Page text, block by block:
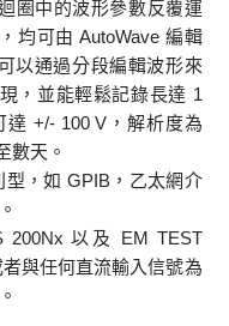
圈中的波形參數反覆運
均可由 AutoWave 編輯
以通過分段編輯波形來
，並能輕鬆記錄長達 1
+/- 100 V，解析度為
數天。
型，如 GPIB，乙太網介
200Nx 以及 EM TEST
與任何直流輸入信號為